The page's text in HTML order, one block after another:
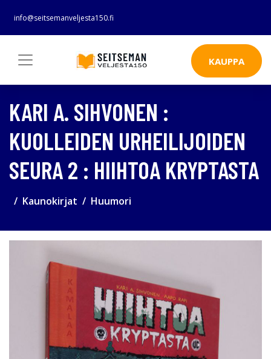
info@seitsemanveljesta150.fi
KAUPPA
KARI A. SIHVONEN :
KUOLLEIDEN URHEILIJOIDEN
SEURA 2 : HIIHTOA KRYPTASTA
Kaunokirjat Huumori